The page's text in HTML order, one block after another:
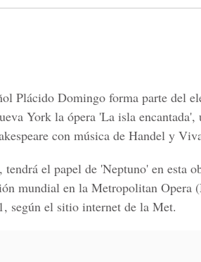
Plácido Domingo forma parte del
York la ópera 'La isla encantada',
con música de Handel y
el papel de 'Neptuno' en esta
mundial en la Metropolitan Opera
según el sitio internet de la Met.